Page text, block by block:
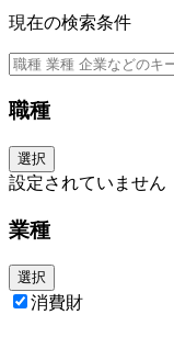
現在の検索条件
職種
選択
設定されていません
業種
選択
消費財